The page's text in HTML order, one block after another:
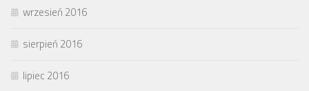
wrzesień 2016
sierpień 2016
lipiec 2016